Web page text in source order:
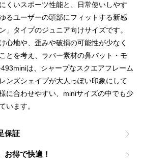
保証
お得で快適！
くいスポーツ性能と、日常使いしやす
るユーザーの頭部にフィットする新感
」タイプのジュニア向けサイズです。
心地や、歪みや破損の可能性が少なく
とを考え、ラバー素材の鼻パット・モ
は、シャープなスクエアフレーム
ンズシェイプが大人っぽい印象にして
に合わせやすい、miniサイズの中でも少
います。